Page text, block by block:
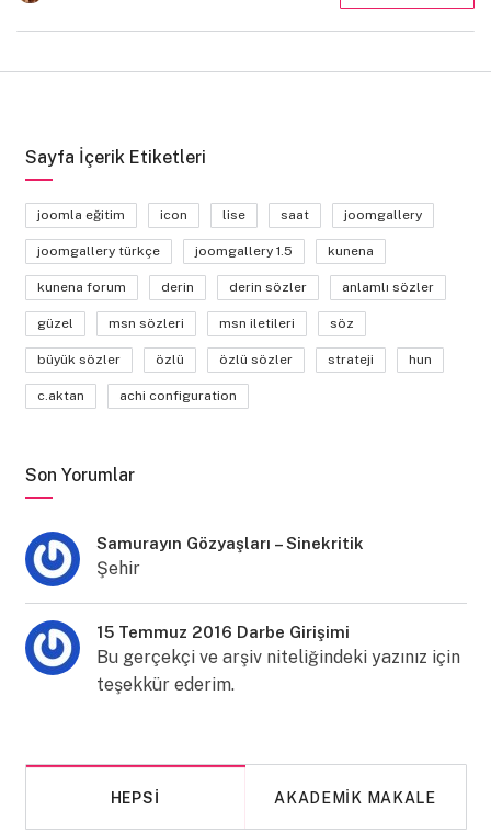
Sayfa İçerik Etiketleri
joomla eğitim icon lise saat joomgallery
joomgallery türkçe joomgallery 1.5 kunena
kunena forum derin derin sözler anlamlı sözler
güzel msn sözleri msn iletileri söz
büyük sözler özlü özlü sözler strateji hun
c.aktan achi configuration
Son Yorumlar
Samurayın Gözyaşları – Sinekritik
Şehir
15 Temmuz 2016 Darbe Girişimi
Bu gerçekçi ve arşiv niteliğindeki yazınız için
teşekkür ederim.
HEPSI AKADEMIK MAKALE